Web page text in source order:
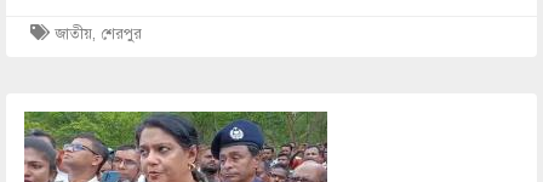
জাতীয়, শেরপুর
Image